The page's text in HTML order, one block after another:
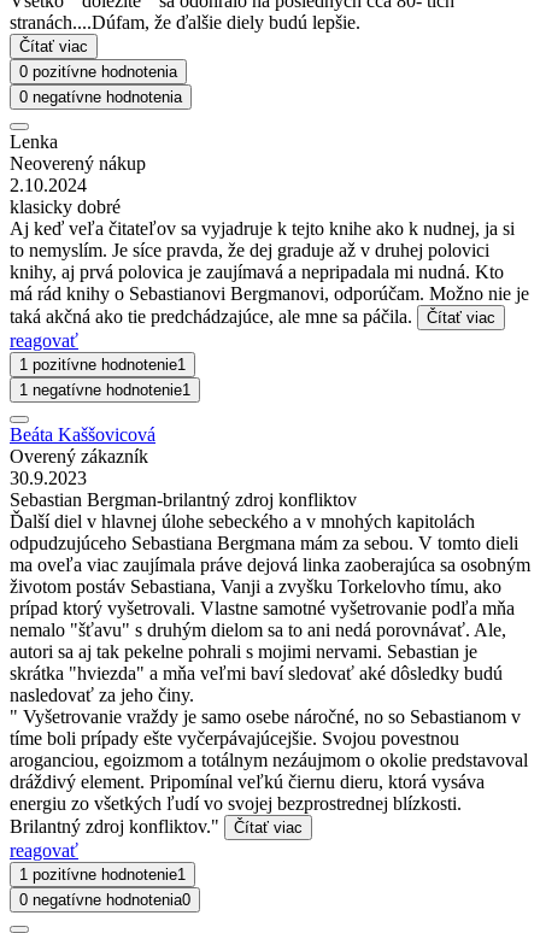
stranách....Dúfam, že ďalšie diely budú lepšie.
Čítať viac
0 pozitívne hodnotenia
0 negatívne hodnotenia
Lenka
Neoverený nákup
2.10.2024
klasicky dobré
Aj keď veľa čitateľov sa vyjadruje k tejto knihe ako k nudnej, ja si
to nemyslím. Je síce pravda, že dej graduje až v druhej polovici
knihy, aj prvá polovica je zaujímavá a nepripadala mi nudná. Kto
má rád knihy o Sebastianovi Bergmanovi, odporúčam. Možno nie je
taká akčná ako tie predchádzajúce, ale mne sa páčila.
Čítať viac
reagovať
1 pozitívne hodnotenie1
1 negatívne hodnotenie1
Beáta Kaššovicová
Overený zákazník
30.9.2023
Sebastian Bergman-brilantný zdroj konfliktov
Ďalší diel v hlavnej úlohe sebeckého a v mnohých kapitolách
odpudzujúceho Sebastiana Bergmana mám za sebou. V tomto dieli
ma oveľa viac zaujímala práve dejová linka zaoberajúca sa osobným
životom postáv Sebastiana, Vanji a zvyšku Torkelovho tímu, ako
prípad ktorý vyšetrovali. Vlastne samotné vyšetrovanie podľa mňa
nemalo "šťavu" s druhým dielom sa to ani nedá porovnávať. Ale,
autori sa aj tak pekelne pohrali s mojimi nervami. Sebastian je
skrátka "hviezda" a mňa veľmi baví sledovať aké dôsledky budú
nasledovať za jeho činy.
" Vyšetrovanie vraždy je samo osebe náročné, no so Sebastianom v
tíme boli prípady ešte vyčerpávajúcejšie. Svojou povestnou
aroganciou, egoizmom a totálnym nezáujmom o okolie predstavoval
dráždivý element. Pripomínal veľkú čiernu dieru, ktorá vysáva
energiu zo všetkých ľudí vo svojej bezprostrednej blízkosti.
Brilantný zdroj konfliktov."
Čítať viac
reagovať
1 pozitívne hodnotenie1
0 negatívne hodnotenia0